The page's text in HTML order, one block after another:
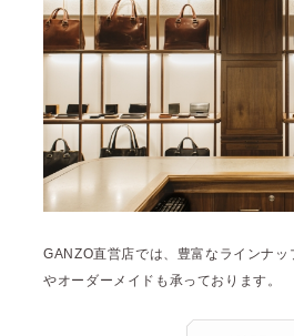
GANZO直営店では、豊富なラインナ
やオーダーメイドも承っております。